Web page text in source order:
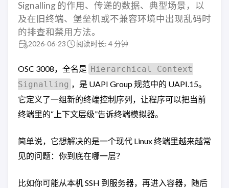
Signalling 的作用、传递的数据、典型场景，以
及在旧终端、堡垒机或不兼容环境中出现乱码时
的排查和禁用方法。
2026-06-23 阅读时长: 4 分钟
OSC 3008，全名是 Hierarchical Context
Signalling ，是 UAPI Group 规范中的 UAPI.15。
它定义了一组新的终端控制序列，让程序可以把当前
终端里的“上下文层级”告诉终端模拟器。
简单说，它想解决的是一个现代 Linux 终端里越来越常
见的问题：你到底在哪一层？
比如你可能从本机 SSH 到服务器，再进入容器，随后